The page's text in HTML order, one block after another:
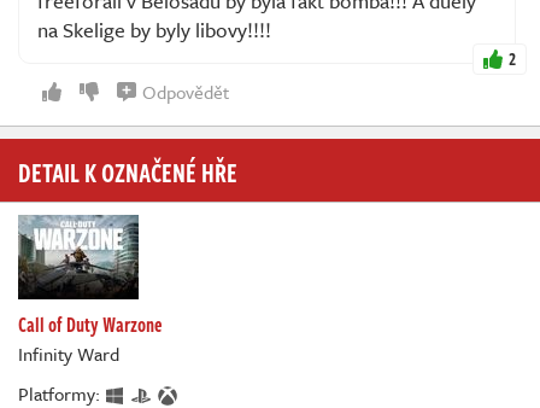
na Skelige by byly libovy!!!!
2
Odpovědět
DETAIL K OZNAČENÉ HŘE
Call of Duty Warzone
Infinity Ward
Platformy: